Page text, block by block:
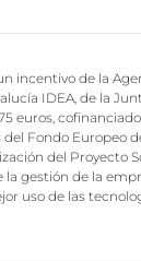
incentivo de la
IDEA, de la
euros,
del Fondo Europeo
del Proyecto
la gestión de la
uso de las